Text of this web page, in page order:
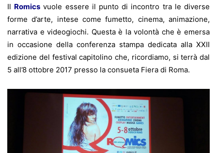
Il Romics vuole essere il punto di incontro tra le diverse
forme d’arte, intese come fumetto, cinema, animazione,
narrativa e videogiochi. Questa è la volontà che è emersa
in occasione della conferenza stampa dedicata alla XXII
edizione del festival capitolino che, ricordiamo, si terrà dal
5 all’8 ottobre 2017 presso la consueta Fiera di Roma.